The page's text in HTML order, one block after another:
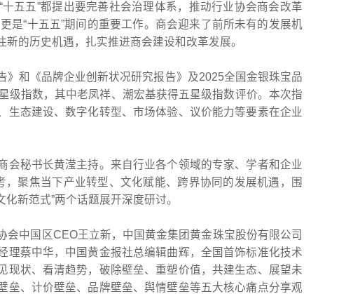
五五”都提出要完善社会治理体系，推动行业协会商会改革
是“十五五”期间的重要工作。商会迎来了前所未有的发展机
的历史机遇，扎实推进商会建设和改革发展。
》和《品牌企业创新状况研究报告》及2025全国金银珠宝品
级指数，其中老凤祥、潮宏基获得五星级指数评价。本次指
生态建设、数字化转型、市场体验、议价能力等要素在企业
会秘书长黄滢主持。来自行业各个领域的专家、学者和企业
，聚焦当下产业转型、文化赋能、跨界协同的发展机遇，围
新范式”两个话题展开深度研讨。
中国区CEO王立新，中国黄金集团黄金珠宝股份有限公司
理蔡中华，中国黄金报社总编辑曲辉，全国首饰标准化技术
现状、看清趋势，破除壁垒、重塑价值，共建生态、展望未
垒、计价壁垒、品牌壁垒、舆情壁垒等五大核心痛点分享观